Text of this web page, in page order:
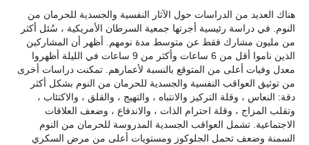
هناك العديد من الدراسات حول الآثار النفسية والجسدية للحرمان من
النوم. في دراسة رئيسية أجرتها جمعية السرطان الأمريكية ، سُئل أكثر
من مليون مشارك فقط عن متوسط مدة نومهم. أظهر أن المشاركين
الذين ناموا أقل من 6 ساعات وأكثر من 9 ساعات في الليلة أظهروا
معدل وفيات أعلى من المتوقع بالنسبة لأعمارهم. تمكنت دراسات أخرى
من توثيق العواقب النفسية والجسدية للحرمان من النوم بشكل أكثر
دقة: النعاس ، وقلة التركيز والانتباه ، والتهيج ، والقلق ، والاكتئاب ،
وتقلب المزاج ، وقلة احترام الذات ، والاندفاع ، وضعف العلاقات
الاجتماعية. تشمل العواقب الجسدية المدروسة للحرمان من النوم
السمنة وضعف تحمل الجلوكوز ومستويات أعلى من مرض السكري